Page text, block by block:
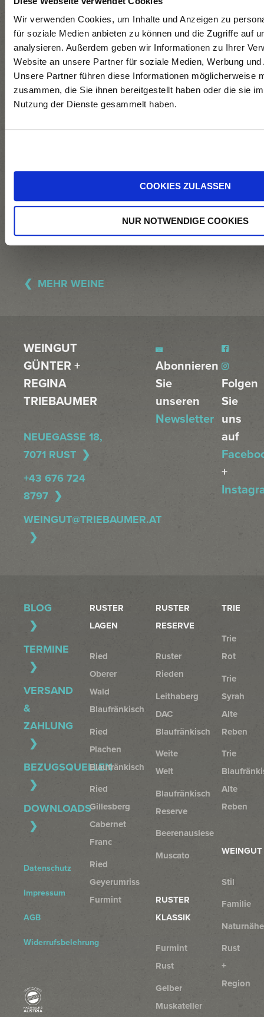
Wir verwenden Cookies, um Inhalte und Anzeigen zu
für soziale Medien anbieten zu können und die Zugriffe auf
analysieren. Außerdem geben wir Informationen zu Ihrer
Website an unsere Partner für soziale Medien, Werbung
Unsere Partner führen diese Informationen möglicherweise
zusammen, die Sie ihnen bereitgestellt haben oder die sie
Nutzung der Dienste gesammelt haben.
COOKIES ZULASSEN
NUR NOTWENDIGE COOKIES
Bohnen
Forelle in der
Folie
Spargel-
Avocado-
Belugalinsen
Pasta
MEHR WEINE
WEINGUT
GÜNTER +
REGINA
TRIEBAUMER
NEUEGASSE 18,
7071 RUST
+43 676 724
8797
WEINGUT@TRIEBAUMER.AT
Abonnieren
Sie
unseren
Newsletter
Folgen
Sie
uns
auf
+
BLOG
TERMINE
VERSAND
&
ZAHLUNG
BEZUGSQUELLEN
DOWNLOADS
Datenschutz
Impressum
AGB
Widerrufsbelehrung
RUSTER
LAGEN
Ried
Oberer
Wald
Blaufränkisch
Ried
Plachen
Blaufränkisch
Ried
Gillesberg
Cabernet
Franc
Ried
Geyerumriss
Furmint
RUSTER
RESERVE
Ruster
Rieden
Leithaberg
DAC
Blaufränkisch
Weite
Welt
Blaufränkisch
Reserve
Beerenauslese
Muscato
RUSTER
KLASSIK
Furmint
Rust
Gelber
Muskateller
TRIE
Trie
Rot
Trie
Syrah
Alte
Reben
Trie
Alte
Reben
WEINGUT
Stil
Familie
Naturnähe
Rust
+
Region